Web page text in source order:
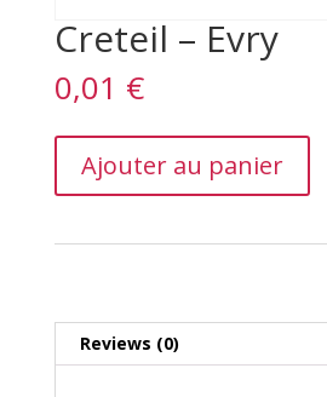
Creteil – Evry
0,01 €
Ajouter au panier
Reviews (0)